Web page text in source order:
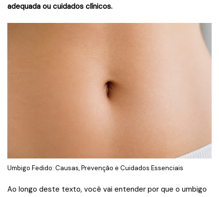
adequada ou cuidados clínicos.
Umbigo Fedido: Causas, Prevenção e Cuidados Essenciais
Ao longo deste texto, você vai entender por que o umbigo